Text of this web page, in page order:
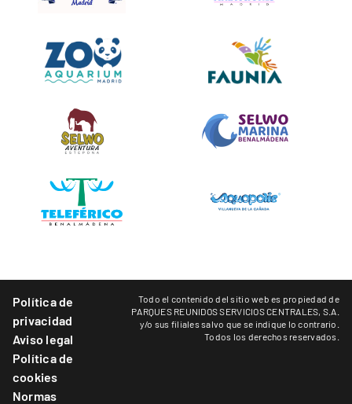
Política de
privacidad
Aviso legal
Política de
cookies
Normas
Todo el contenido del sitio web es propiedad de
PARQUES REUNIDOS SERVICIOS CENTRALES, S.A.
y/o sus filiales salvo que se indique lo contrario.
Todos los derechos reservados.